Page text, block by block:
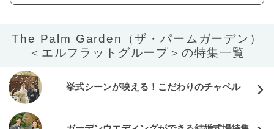
The Palm Garden（ザ・パームガーデン）
＜エルフラットグループ＞の特集一覧
挙式シーンが映える！こだわりのチャペル